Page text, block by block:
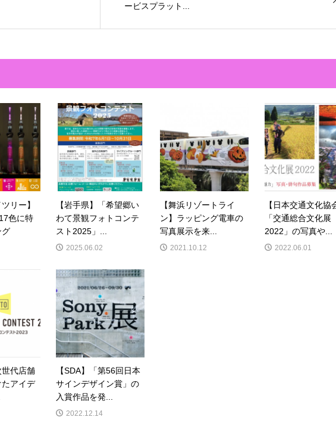
ービスプラット...
リー】
色に特
グ
【岩手県】「希望郷い
わて景観フォトコンテ
スト2025」...
2025.06.02
【舞浜リゾートライ
ン】ラッピング電車の
写真展示を来...
2021.10.12
【日本交通文化協
「交通総合文化展
2022」の写真や...
2022.06.01
世代店舗
アイデ
【SDA】「第56回日本
サインデザイン賞」の
入賞作品を発...
2022.12.14